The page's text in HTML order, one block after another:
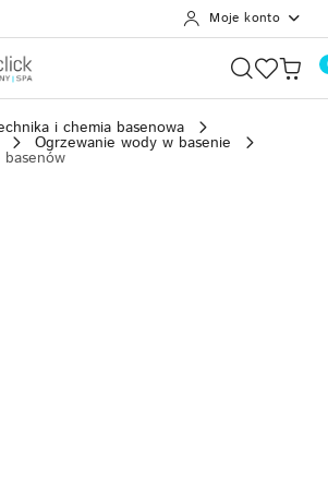
Moje konto
i chemia basenowa
Ogrzewanie wody w basenie